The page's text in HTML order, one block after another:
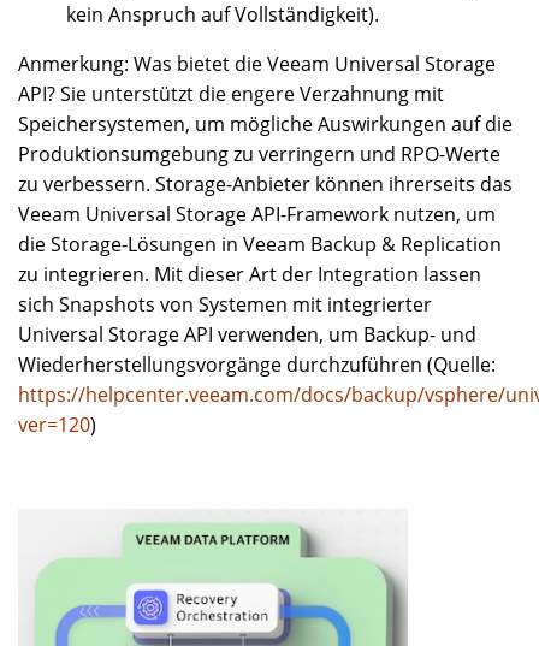
kein Anspruch auf Vollständigkeit).
Anmerkung: Was bietet die Veeam Universal Storage
API? Sie unterstützt die engere Verzahnung mit
Speichersystemen, um mögliche Auswirkungen auf die
Produktionsumgebung zu verringern und RPO-Werte
zu verbessern. Storage-Anbieter können ihrerseits das
Veeam Universal Storage API-Framework nutzen, um
die Storage-Lösungen in Veeam Backup & Replication
zu integrieren. Mit dieser Art der Integration lassen
sich Snapshots von Systemen mit integrierter
Universal Storage API verwenden, um Backup- und
Wiederherstellungsvorgänge durchzuführen (Quelle:
https://helpcenter.veeam.com/docs/backup/vsphere/
ver=120)